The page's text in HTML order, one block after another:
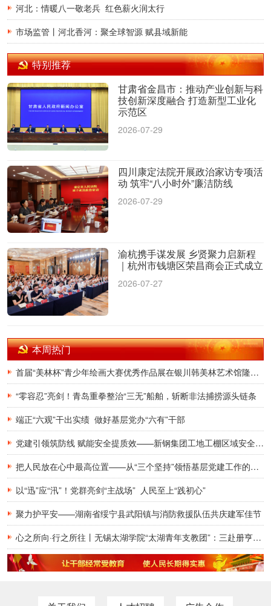
河北：情暖八一敬老兵 红色薪火润太行
市场监管丨河北香河：聚全球智源 赋县域新能
特别推荐
甘肃省金昌市：推动产业创新与科
技创新深度融合 打造新型工业化
示范区
2026-07-29
四川康定法院开展政治家访专项活
动 筑牢“八小时外”廉洁防线
2026-07-29
渝杭携手谋发展 乡贤聚力启新程
｜杭州市钱塘区荣昌商会正式成立
2026-07-27
本周热门
首届“美林杯”青少年绘画大赛优秀作品展在银川韩美林艺术馆隆重开幕
“零容忍”亮剑！青岛重拳整治“三无”船舶，斩断非法捕捞源头链条
端正“六观”干出实绩 做好基层党办“六有”干部
党建引领筑防线 赋能安全提质效——新钢集团工地工棚区域安全管理创新实践研究
把人民放在心中最高位置——从“三个坚持”领悟基层党建工作的为民初心
以“迅”应“汛”！党群亮剑“主战场” 人民至上“践初心”
聚力护平安——湖南省绥宁县武阳镇与消防救援队伍共庆建军佳节
心之所向·行之所往丨无锡太湖学院“太湖青年支教团”：三赴册亨，十年之约再启盛夏